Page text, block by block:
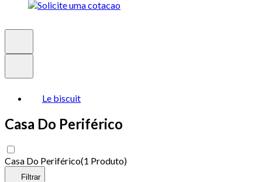
Le biscuit
Casa Do Periférico
Casa Do Periférico(1 Produto)
Filtrar